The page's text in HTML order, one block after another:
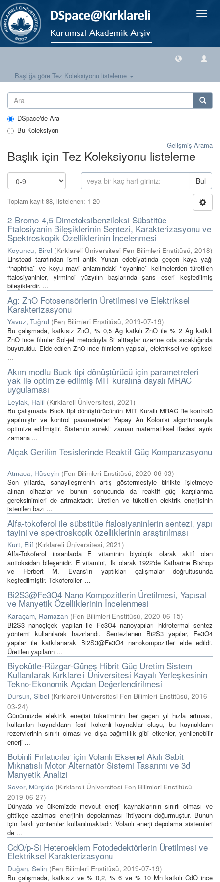
Geçiş
Başlığa göre Tez Koleksiyonu listeleme
DSpace'de Ara
Bu Koleksiyon
Gelişmiş Arama
Başlık için Tez Koleksiyonu listeleme
Bul
Toplam kayıt 88, listelenen: 1-20
2-Bromo-4,5-Dimetoksibenziloksi Sübstitüe
Ftalosiyanin Bileşiklerinin Sentezi, Karakterizasyonu ve
Spektroskopik Özelliklerinin İncelenmesi
Koyuncu, Birol (Kırklareli Üniversitesi Fen Bilimleri Enstitüsü, 2018)
Linstead tarafından ismi antik Yunan edebiyatında geçen kaya yağı
‘‘naphtha’’ ve koyu mavi anlamındaki ‘‘cyanine’’ kelimelerden türetilen
ftalosiyaninler, yirminci yüzyılın başlarında şans eseri keşfedilmiş
bileşiklerdir. ...
Ag: ZnO Fotosensörlerin Üretilmesi ve Elektriksel
Karakterizasyonu
Yavuz, Tuğrul (Fen Bilimleri Enstitüsü, 2019-07-19)
Bu çalışmada, katkısız ZnO, % 0,5 Ag katkılı ZnO ile % 2 Ag katkılı
ZnO ince filmler Sol-jel metoduyla Si alttaşlar üzerine oda sıcaklığında
büyütüldü. Elde edilen ZnO ince filmlerin yapısal, elektriksel ve optiksel
...
Akım modlu Buck tipi dönüştürücü için parametreleri
yak ile optimize edilmiş MIT kuralına dayalı MRAC
uygulaması
Leylak, Halil (Kırklareli Üniversitesi, 2021)
Bu çalışmada Buck tipi dönüştürücünün MIT Kurallı MRAC ile kontrolü
yapılmıştır ve kontrol parametreleri Yapay Arı Kolonisi algoritmasıyla
optimize edilmiştir. Sistemin sürekli zaman matematiksel ifadesi ayrık
zamana ...
Alçak Gerilim Tesislerinde Reaktif Güç Kompanzasyonu
Atmaca, Hüseyin (Fen Bilimleri Enstitüsü, 2020-06-03)
Son yıllarda, sanayileşmenin artış göstermesiyle birlikte işletmeye
alınan cihazlar ve bunun sonucunda da reaktif güç karşılanma
gereksinimleri de artmaktadır. Üretilen ve tüketilen elektrik enerjisinin
istenilen bazı ...
Alfa-tokoferol ile sübstitüe ftalosiyaninlerin sentezi, yapı
tayini ve spektroskopik özelliklerinin araştırılması
Kurt, Elif (Kırklareli Üniversitesi, 2021)
Alfa-Tokoferol insanlarda E vitaminin biyolojik olarak aktif olan
antioksidan bileşenidir. E vitamini, ilk olarak 1922'de Katharine Bishop
ve Herbert M. Evans'ın yaptıkları çalışmalar doğrultusunda
keşfedilmiştir. Tokoferoller, ...
Bi2S3@Fe3O4 Nano Kompozitlerin Üretilmesi, Yapısal
ve Manyetik Özelliklerinin İncelenmesi
Karaçam, Ramazan (Fen Bilimleri Enstitüsü, 2020-06-15)
Bi2S3 nanoçiçek yapıları ile Fe3O4 nanoyapıları hidrotermal sentez
yöntemi kullanılarak hazırlandı. Sentezlenen Bi2S3 yapılar, Fe3O4
yapılar ile katkılanarak Bi2S3@Fe3O4 nanokompozitler elde edildi.
Üretilen yapıların ...
Biyokütle-Rüzgar-Güneş Hibrit Güç Üretim Sistemi
Kullanılarak Kırklareli Üniversitesi Kayalı Yerleşkesinin
Tekno-Ekonomik Açıdan Değerlendirilmesi
Dursun, Sibel (Kırklareli Üniversitesi Fen Bilimleri Enstitüsü, 2016-
03-24)
Günümüzde elektrik enerjisi tüketiminin her geçen yıl hızla artması,
kullanılan kaynakların fosil kökenli kaynaklar oluşu, bu kaynakların
rezervlerinin sınırlı olması ve dışa bağımlılık gibi etkenler, yenilenebilir
enerji ...
Bobinli Fırlatıcılar için Volanlı Eksenel Akılı Sabit
Mıknatıslı Motor Alternatör Sistemi Tasarımı ve 3d
Manyetik Analizi
Sever, Mürşide (Kırklareli Üniversitesi Fen Bilimleri Enstitüsü,
2019-06-27)
Dünyada ve ülkemizde mevcut enerji kaynaklarının sınırlı olması ve
gittikçe azalması enerjinin depolanması ihtiyacını doğurmuştur. Bunun
için farklı yöntemler kullanılmaktadır. Volanlı enerji depolama sistemleri
de ...
CdO/p-Si Heteroeklem Fotodedektörlerin Üretilmesi ve
Elektriksel Karakterizasyonu
Duğan, Selin (Fen Bilimleri Enstitüsü, 2019-07-19)
Bu çalışmada, katkısız ve % 0,2, % 6 ve % 10 Mn katkılı CdO ince